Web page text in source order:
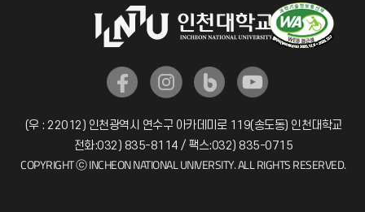
(우 : 22012) 인천광역시 연수구 아카데미로 119(송도동) 인천대학교
전화:032) 835-8114 / 팩스:032) 835-0715
COPYRIGHT ⓒ INCHEON NATIONAL UNIVERSITY. ALL RIGHTS RESERVED.